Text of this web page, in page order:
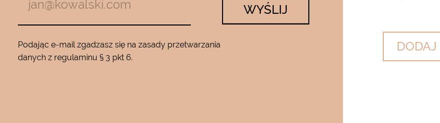
WYŚLIJ
Podając e-mail zgadzasz się na zasady przetwarzania
danych z regulaminu § 3 pkt 6.